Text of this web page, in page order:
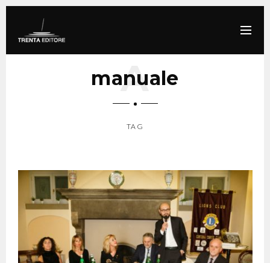
manuale
TAG